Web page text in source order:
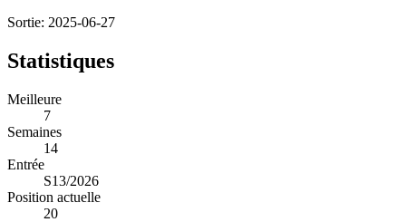
Sortie: 2025-06-27
Statistiques
Meilleure
7
Semaines
14
Entrée
S13/2026
Position actuelle
20